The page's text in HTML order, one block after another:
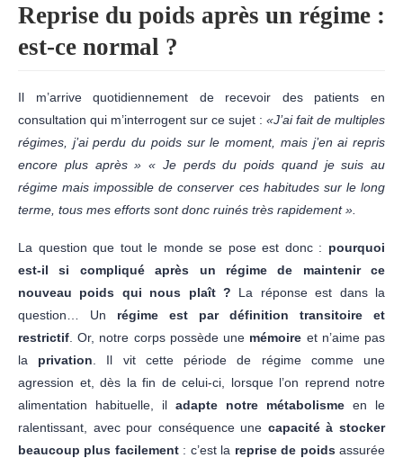
Reprise du poids après un régime :
est-ce normal ?
Il m’arrive quotidiennement de recevoir des patients en
consultation qui m’interrogent sur ce sujet : «J’ai fait de multiples
régimes, j’ai perdu du poids sur le moment, mais j’en ai repris
encore plus après » « Je perds du poids quand je suis au
régime mais impossible de conserver ces habitudes sur le long
terme, tous mes efforts sont donc ruinés très rapidement ».
La question que tout le monde se pose est donc : pourquoi
est-il si compliqué après un régime de maintenir ce
nouveau poids qui nous plaît ? La réponse est dans la
question… Un régime est par définition transitoire et
restrictif . Or, notre corps possède une mémoire et n’aime pas
la privation . Il vit cette période de régime comme une
agression et, dès la fin de celui-ci, lorsque l’on reprend notre
alimentation habituelle, il adapte notre métabolisme en le
ralentissant, avec pour conséquence une capacité à stocker
beaucoup plus facilement: c’est la reprise de poidsassurée